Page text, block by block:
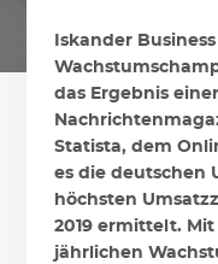
Iskander
das Ergebnis
Statista, dem
es die deutschen
höchsten
2019 ermittelt.
jährlichen